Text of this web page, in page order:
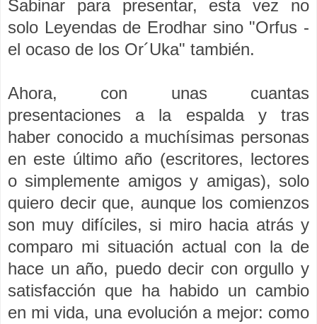
Sabinar para presentar, esta vez no
solo Leyendas de Erodhar sino "Orfus -
el ocaso de los Or´Uka" también.
Ahora, con unas cuantas
presentaciones a la espalda y tras
haber conocido a muchísimas personas
en este último año (escritores, lectores
o simplemente amigos y amigas), solo
quiero decir que, aunque los comienzos
son muy difíciles, si miro hacia atrás y
comparo mi situación actual con la de
hace un año, puedo decir con orgullo y
satisfacción que ha habido un cambio
en mi vida, una evolución a mejor: como